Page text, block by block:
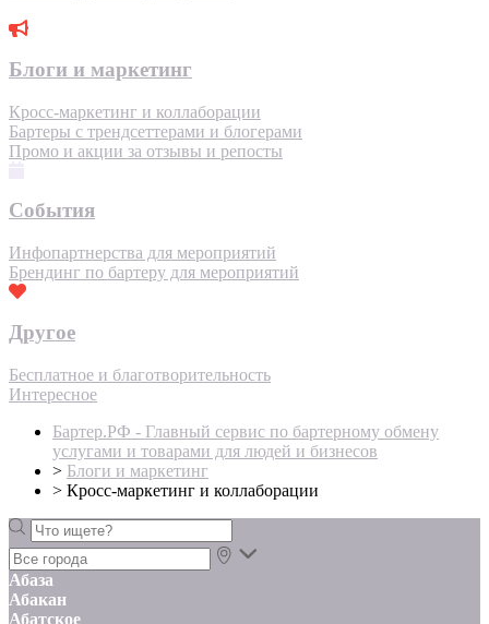
Блоги и маркетинг
Кросс-маркетинг и коллаборации
Бартеры с трендсеттерами и блогерами
Промо и акции за отзывы и репосты
События
Инфопартнерства для мероприятий
Брендинг по бартеру для мероприятий
Другое
Бесплатное и благотворительность
Интересное
Бартер.РФ - Главный сервис по бартерному обмену
услугами и товарами для людей и бизнесов
> Блоги и маркетинг
> Кросс-маркетинг и коллаборации
Абаза
Абакан
Абатское